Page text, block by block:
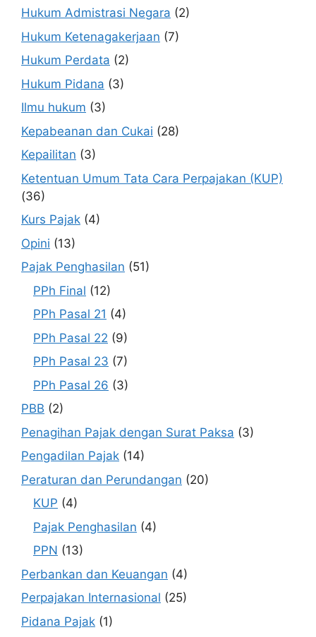
Hukum Admistrasi Negara (2)
Hukum Ketenagakerjaan (7)
Hukum Perdata (2)
Hukum Pidana (3)
Ilmu hukum (3)
Kepabeanan dan Cukai (28)
Kepailitan (3)
Ketentuan Umum Tata Cara Perpajakan (KUP)
(36)
Kurs Pajak (4)
Opini (13)
Pajak Penghasilan (51)
PPh Final (12)
PPh Pasal 21 (4)
PPh Pasal 22 (9)
PPh Pasal 23 (7)
PPh Pasal 26 (3)
PBB (2)
Penagihan Pajak dengan Surat Paksa (3)
Pengadilan Pajak (14)
Peraturan dan Perundangan (20)
KUP (4)
Pajak Penghasilan (4)
PPN (13)
Perbankan dan Keuangan (4)
Perpajakan Internasional (25)
Pidana Pajak (1)